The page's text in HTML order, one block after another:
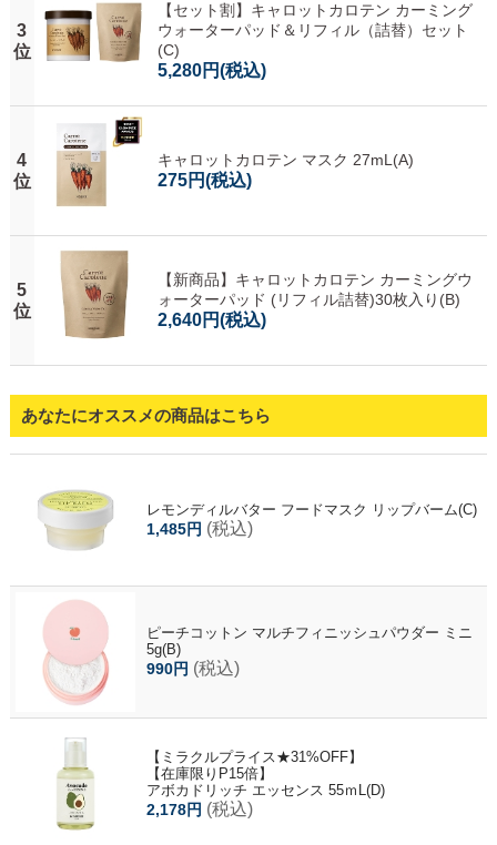
3
位
【セット割】キャロットカロテン カーミング
ウォーターパッド＆リフィル（詰替）セット
(C)
5,280円(税込)
4
位
キャロットカロテン マスク 27mL(A)
275円(税込)
5
位
【新商品】キャロットカロテン カーミングウ
ォーターパッド (リフィル詰替)30枚入り(B)
2,640円(税込)
あなたにオススメの商品はこちら
レモンディルバター フードマスク リップバーム(C)
1,485円 (税込)
ピーチコットン マルチフィニッシュパウダー ミニ
5g(B)
990円 (税込)
【ミラクルプライス★31%OFF】
【在庫限りP15倍】
アボカドリッチ エッセンス 55ｍL(D)
2,178円 (税込)